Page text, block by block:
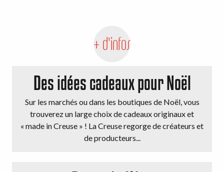
+ d'infos
Des idées cadeaux pour Noël
Sur les marchés ou dans les boutiques de Noël, vous
trouverez un large choix de cadeaux originaux et
« made in Creuse » ! La Creuse regorge de créateurs et
de producteurs...